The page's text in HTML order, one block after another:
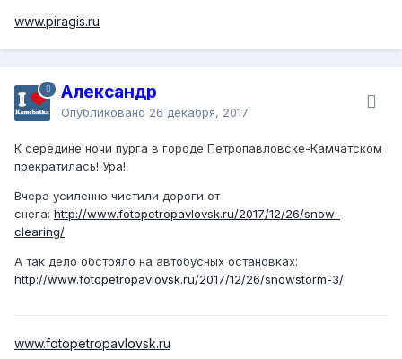
www.piragis.ru
Александр
Опубликовано 26 декабря, 2017
К середине ночи пурга в городе Петропавловске-Камчатском
прекратилась! Ура!
Вчера усиленно чистили дороги от
снега: http://www.fotopetropavlovsk.ru/2017/12/26/snow-
clearing/
А так дело обстояло на автобусных остановках:
http://www.fotopetropavlovsk.ru/2017/12/26/snowstorm-3/
www.fotopetropavlovsk.ru